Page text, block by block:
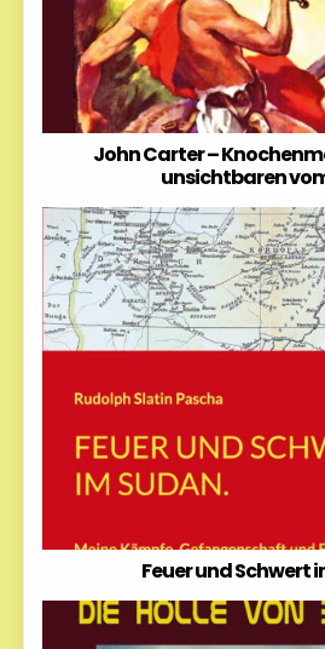
John Carter –
unsichtbaren
Feuer und Schwert